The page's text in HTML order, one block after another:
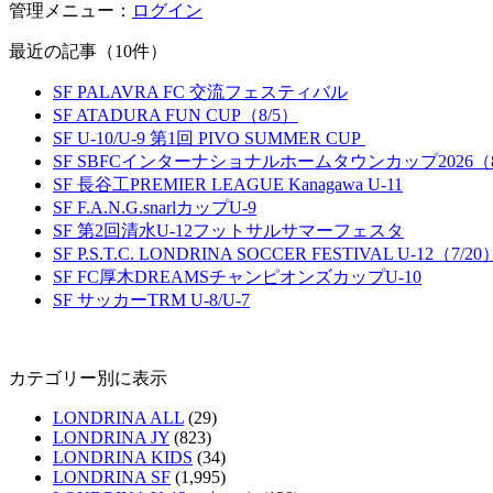
管理メニュー： ログイン
最近の記事（10件）
SF PALAVRA FC 交流フェスティバル
SF ATADURA FUN CUP（8/5）
SF U-10/U-9 第1回 PIVO SUMMER CUP
SF SBFCインターナショナルホームタウンカップ2026（
SF 長谷工PREMIER LEAGUE Kanagawa U-11
SF F.A.N.G.snarlカップU-9
SF 第2回清水U-12フットサルサマーフェスタ
SF P.S.T.C. LONDRINA SOCCER FESTIVAL U-12（7/20）
SF FC厚木DREAMSチャンピオンズカップU-10
SF サッカーTRM U-8/U-7
カテゴリー別に表示
LONDRINA ALL (29)
LONDRINA JY (823)
LONDRINA KIDS (34)
LONDRINA SF (1,995)